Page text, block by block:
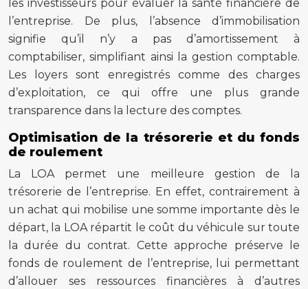
les investisseurs pour évaluer la santé financière de
l’entreprise. De plus, l’absence d’immobilisation
signifie qu’il n’y a pas d’amortissement à
comptabiliser, simplifiant ainsi la gestion comptable.
Les loyers sont enregistrés comme des charges
d’exploitation, ce qui offre une plus grande
transparence dans la lecture des comptes.
Optimisation de la trésorerie et du fonds
de roulement
La LOA permet une meilleure gestion de la
trésorerie de l’entreprise. En effet, contrairement à
un achat qui mobilise une somme importante dès le
départ, la LOA répartit le coût du véhicule sur toute
la durée du contrat. Cette approche préserve le
fonds de roulement de l’entreprise, lui permettant
d’allouer ses ressources financières à d’autres